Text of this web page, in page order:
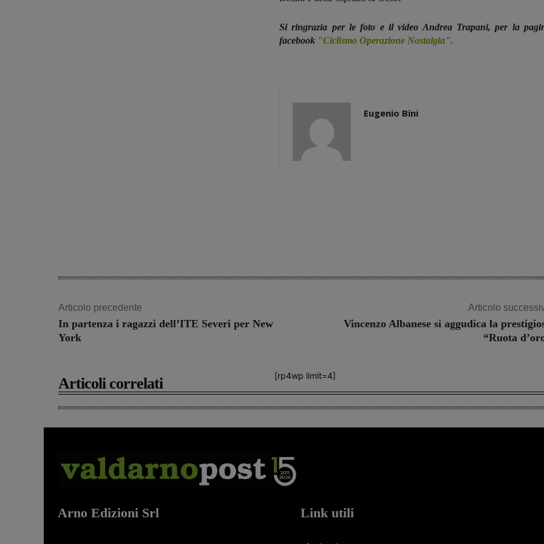
Si ringrazia per le foto e il video Andrea Trapani, per la
facebook "Ciclismo Operazione Nostalgia".
Eugenio Bini
Articolo precedente
In partenza i ragazzi dell’ITE Severi per New
York
Articolo
Vincenzo Albanese si aggudica la
“Ruota
[rp4wp limit=4]
Articoli correlati
Arno Edizioni Srl Link utili